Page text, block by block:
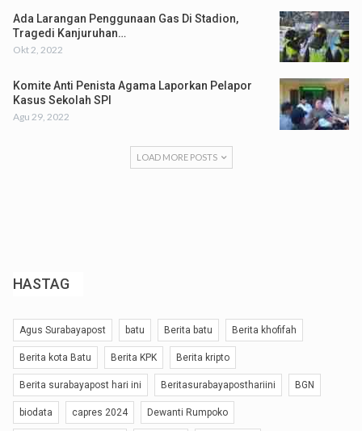
Ada Larangan Penggunaan Gas Di Stadion,
Tragedi Kanjuruhan…
Okt 2, 2022
Komite Anti Penista Agama Laporkan Pelapor
Kasus Sekolah SPI
Agu 29, 2022
LOAD MORE POSTS
HASTAG
Agus Surabayapost batu Berita batu Berita khofifah
Berita kota Batu Berita KPK Berita kripto
Berita surabayapost hari ini Beritasurabayaposthariini BGN
biodata capres 2024 Dewanti Rumpoko